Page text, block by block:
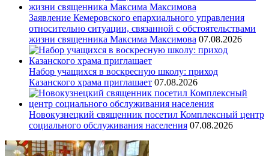
Заявление Кемеровского епархиального управления
относительно ситуации, связанной с обстоятельствами
жизни священника Максима Максимова 07.08.2026
Набор учащихся в воскресную школу: приход
Казанского храма приглашает 07.08.2026
Новокузнецкий священник посетил Комплексный центр
социального обслуживания населения 07.08.2026